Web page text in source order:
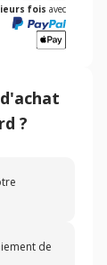
fois avec
?
de